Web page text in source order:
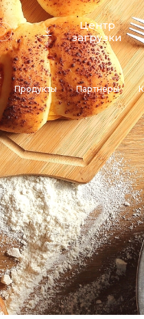
Центр
загрузки
Продукты Партнеры